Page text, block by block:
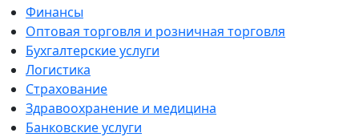
Финансы
Оптовая торговля и розничная торговля
Бухгалтерские услуги
Логистика
Страхование
Здравоохранение и медицина
Банковские услуги